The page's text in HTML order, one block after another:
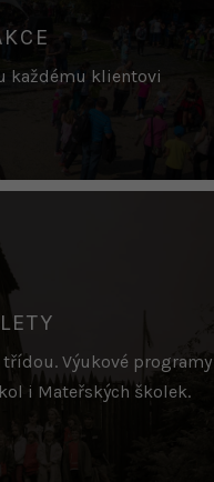
každému klientovi
Výukové programy
i Mateřských školek.